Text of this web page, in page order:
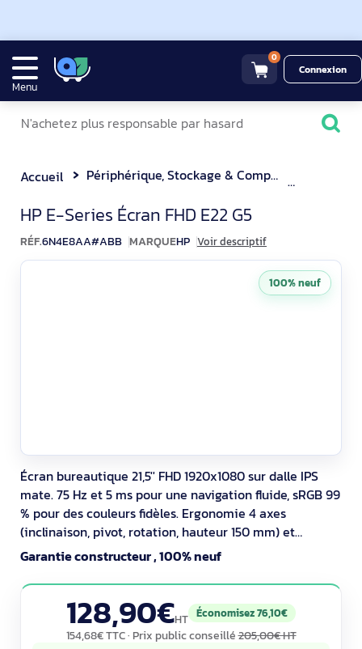
Menu
0
Connexion
Accueil Périphérique, Stockage & Composant
HP E-Series E22 G5 Écran
HP E-Series Écran FHD E22 G5
RÉF.6N4E8AA#ABB MARQUEHP Voir descriptif
Écran bureautique 21,5'' FHD 1920x1080 sur dalle IPS
mate. 75 Hz et 5 ms pour une navigation fluide, sRGB 99
% pour des couleurs fidèles. Ergonomie 4 axes
(inclinaison, pivot, rotation, hauteur 150 mm) et
montage VESA. Hub USB 3.2 Gen 1 (4x USB‑A + amont
USB‑B), HDMI 1.4 et DisplayPort 1.2. Filtre faible lumière
bleue, labels Energy Star/TCO Edge et garantie 36
Garantie constructeur , 100% neuf
128,90€HT Économisez 76,10€
154,68€ TTC· Prix public conseillé205,00€ HT
100% neuf